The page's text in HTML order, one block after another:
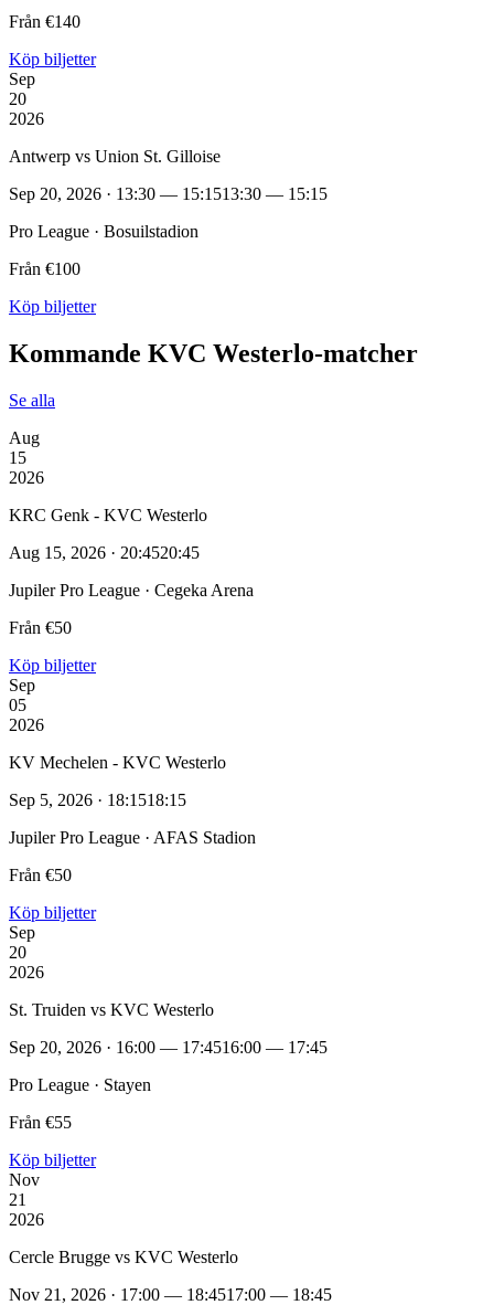
Från €140
Köp biljetter
Sep
20
2026
Antwerp vs Union St. Gilloise
Sep 20, 2026 · 13:30 — 15:1513:30 — 15:15
Pro League · Bosuilstadion
Från €100
Köp biljetter
Kommande KVC Westerlo‑matcher
Se alla
Aug
15
2026
KRC Genk - KVC Westerlo
Aug 15, 2026 · 20:4520:45
Jupiler Pro League · Cegeka Arena
Från €50
Köp biljetter
Sep
05
2026
KV Mechelen - KVC Westerlo
Sep 5, 2026 · 18:1518:15
Jupiler Pro League · AFAS Stadion
Från €50
Köp biljetter
Sep
20
2026
St. Truiden vs KVC Westerlo
Sep 20, 2026 · 16:00 — 17:4516:00 — 17:45
Pro League · Stayen
Från €55
Köp biljetter
Nov
21
2026
Cercle Brugge vs KVC Westerlo
Nov 21, 2026 · 17:00 — 18:4517:00 — 18:45